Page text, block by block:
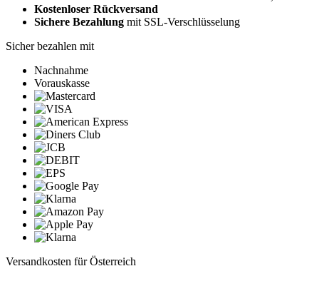
Kostenloser Rückversand
Sichere Bezahlung mit SSL-Verschlüsselung
Sicher bezahlen mit
Nachnahme
Vorauskasse
Versandkosten für Österreich